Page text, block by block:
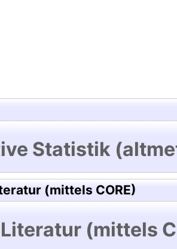
Statistik
(mittels CORE)
(mittels